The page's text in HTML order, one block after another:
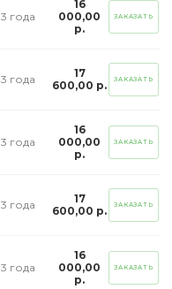
3 года
16
000,00
р.
ЗАКАЗАТЬ
3 года
17
600,00 р.
ЗАКАЗАТЬ
3 года
16
000,00
р.
ЗАКАЗАТЬ
3 года
17
600,00 р.
ЗАКАЗАТЬ
3 года
16
000,00
р.
ЗАКАЗАТЬ